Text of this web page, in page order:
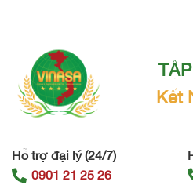
Kết
Hỗ trợ đại lý (24/7)
0901 21 25 26